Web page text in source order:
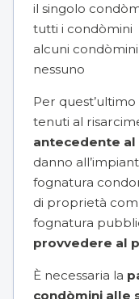
il singolo
tutti i condòmini
alcuni condòmini
nessuno
Per
tenuti al
antecedente al
danno
fognatura
di proprietà
fognatura
provvedere al
È necessaria la
condòmini alle